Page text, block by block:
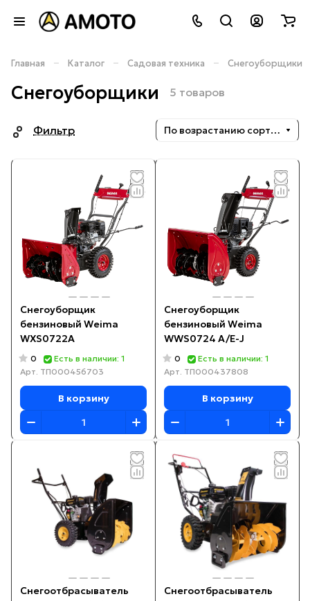
Главная – Каталог – Садовая техника – Снегоуборщики
Снегоуборщики 5 товаров
Фильтр По возрастанию сортировки
Снегоуборщик
бензиновый Weima
WXS0722A
0
Есть в наличии: 1
Арт. ТП000456703
В корзину
Снегоуборщик
бензиновый Weima
WWS0724 A/E-J
0
Есть в наличии: 1
Арт. ТП000437808
В корзину
Снегоотбрасыватель
Снегоотбрасыватель